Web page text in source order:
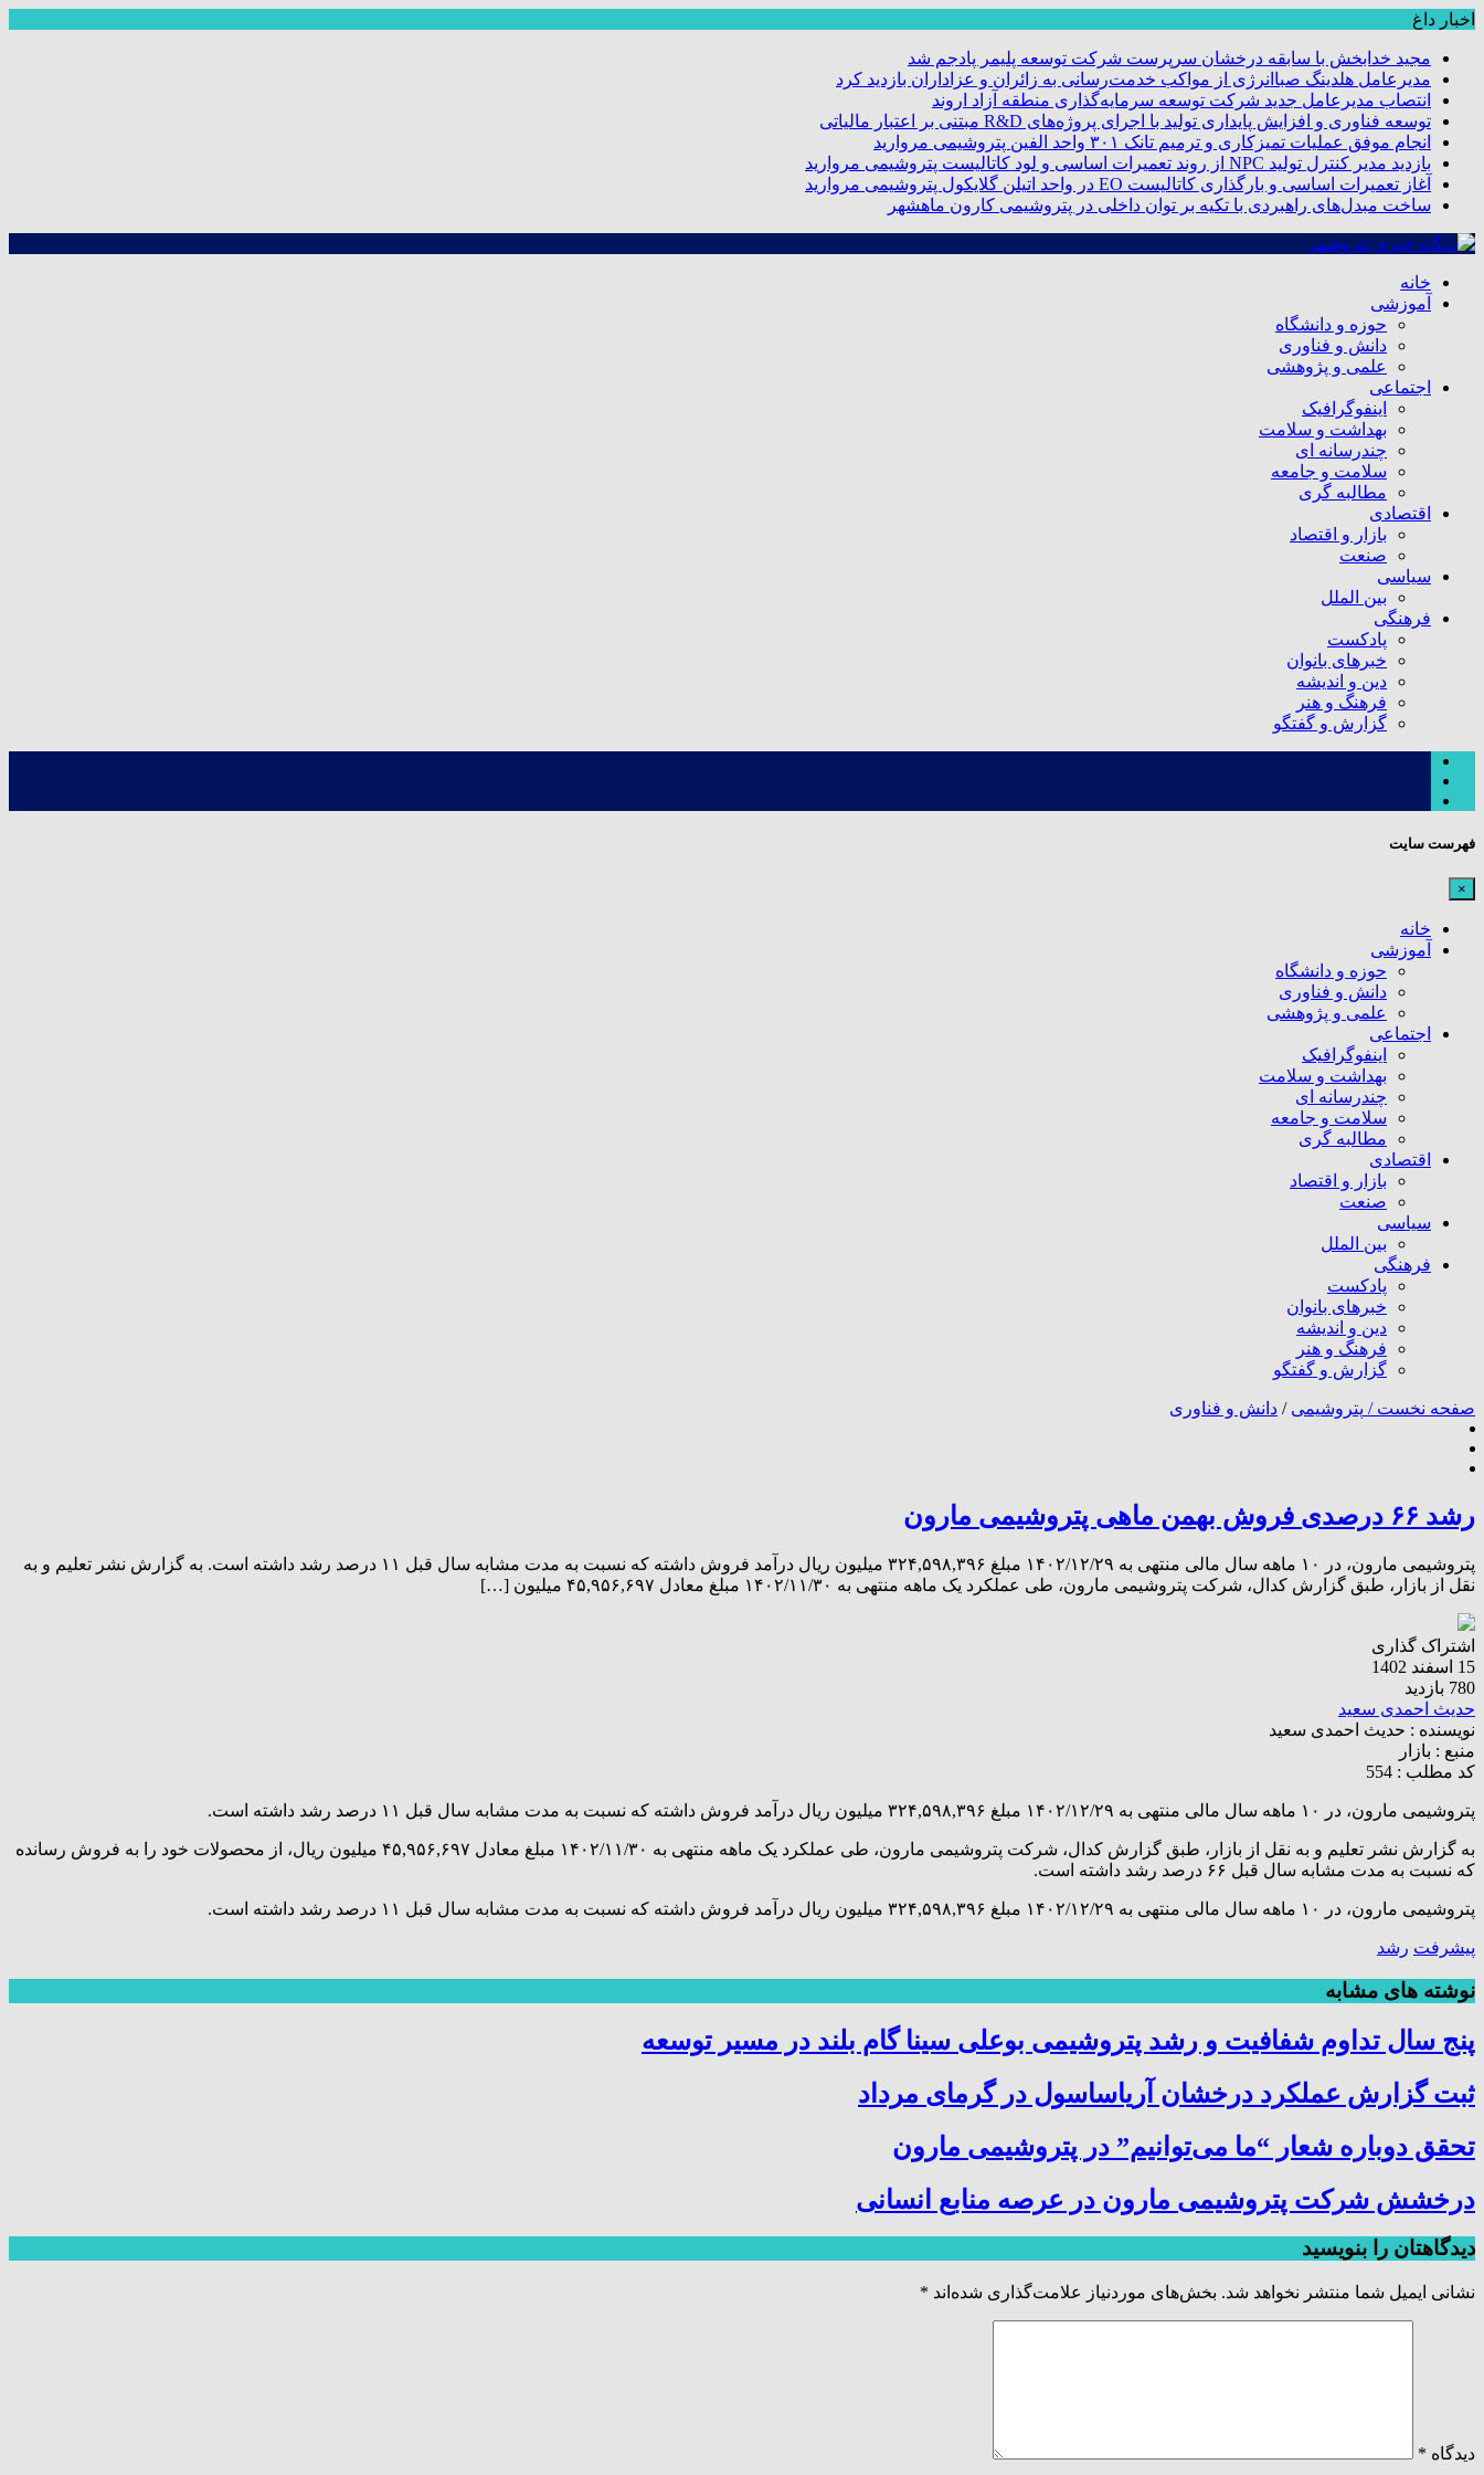
اخبار داغ
مجید خدابخش با سابقه درخشان سرپرست شرکت توسعه پلیمر پادجم شد
مدیرعامل هلدینگ صباانرژی از مواکب خدمت‌رسانی به زائران و عزاداران بازدید کرد
انتصاب مدیرعامل جدید شرکت توسعه سرمایه‌گذاری منطقه آزاد اروند
توسعه فناوری و افزایش پایداری تولید با اجرای پروژه‌های R&D مبتنی بر اعتبار مالیاتی
انجام موفق عملیات تمیزکاری و ترمیم تانک ۳۰۱ واحد الفین پتروشیمی مروارید
بازدید مدیر کنترل تولید NPC از روند تعمیرات اساسی و لود کاتالیست پتروشیمی مروارید
آغاز تعمیرات اساسی و بارگذاری کاتالیست EO در واحد اتیلن گلایکول پتروشیمی مروارید
ساخت مبدل‌های راهبردی با تکیه بر توان داخلی در پتروشیمی کارون ماهشهر
خانه
آموزشی
حوزه و دانشگاه
دانش و فناوری
علمی و پژوهشی
اجتماعی
اینفوگرافیک
بهداشت و سلامت
چندرسانه ای
سلامت و جامعه
مطالبه گری
اقتصادی
بازار و اقتصاد
صنعت
سیاسی
بین الملل
فرهنگی
پادکست
خبرهای بانوان
دین و اندیشه
فرهنگ و هنر
گزارش و گفتگو
فهرست سایت
×
خانه
آموزشی
حوزه و دانشگاه
دانش و فناوری
علمی و پژوهشی
اجتماعی
اینفوگرافیک
بهداشت و سلامت
چندرسانه ای
سلامت و جامعه
مطالبه گری
اقتصادی
بازار و اقتصاد
صنعت
سیاسی
بین الملل
فرهنگی
پادکست
خبرهای بانوان
دین و اندیشه
فرهنگ و هنر
گزارش و گفتگو
صفحه نخست / پتروشیمی / دانش و فناوری
رشد ۶۶ درصدی فروش بهمن ماهی پتروشیمی مارون
پتروشیمی مارون، در ۱۰ ماهه سال مالی منتهی به ۱۴۰۲/۱۲/۲۹ مبلغ ۳۲۴,۵۹۸,۳۹۶ میلیون ریال درآمد فروش داشته که نسبت به مدت مشابه سال قبل ۱۱ درصد رشد داشته است. به گزارش نشر تعلیم و به
نقل از بازار، طبق گزارش کدال، شرکت پتروشیمی مارون، طی عملکرد یک ماهه منتهی به ۱۴۰۲/۱۱/۳۰ مبلغ معادل ۴۵,۹۵۶,۶۹۷ میلیون […]
اشتراک گذاری
15 اسفند 1402
780 بازدید
حدیث احمدی سعید
نویسنده : حدیث احمدی سعید
منبع : بازار
کد مطلب : 554
پتروشیمی مارون، در ۱۰ ماهه سال مالی منتهی به ۱۴۰۲/۱۲/۲۹ مبلغ ۳۲۴,۵۹۸,۳۹۶ میلیون ریال درآمد فروش داشته که نسبت به مدت مشابه سال قبل ۱۱ درصد رشد داشته است.
به گزارش نشر تعلیم و به نقل از بازار، طبق گزارش کدال، شرکت پتروشیمی مارون، طی عملکرد یک ماهه منتهی به ۱۴۰۲/۱۱/۳۰ مبلغ معادل ۴۵,۹۵۶,۶۹۷ میلیون ریال، از محصولات خود را به فروش رسانده
که نسبت به مدت مشابه سال قبل ۶۶ درصد رشد داشته است.
پتروشیمی مارون، در ۱۰ ماهه سال مالی منتهی به ۱۴۰۲/۱۲/۲۹ مبلغ ۳۲۴,۵۹۸,۳۹۶ میلیون ریال درآمد فروش داشته که نسبت به مدت مشابه سال قبل ۱۱ درصد رشد داشته است.
پیشرفت رشد
نوشته های مشابه
پنج سال تداوم شفافیت و رشد پتروشیمی بوعلی سینا گام بلند در مسیر توسعه
ثبت گزارش عملکرد درخشان آریاساسول در گرمای مرداد
تحقق دوباره شعار “ما می‌توانیم” در پتروشیمی مارون
درخشش شرکت پتروشیمی مارون در عرصه منابع انسانی
دیدگاهتان را بنویسید
نشانی ایمیل شما منتشر نخواهد شد. بخش‌های موردنیاز علامت‌گذاری شده‌اند *
دیدگاه *